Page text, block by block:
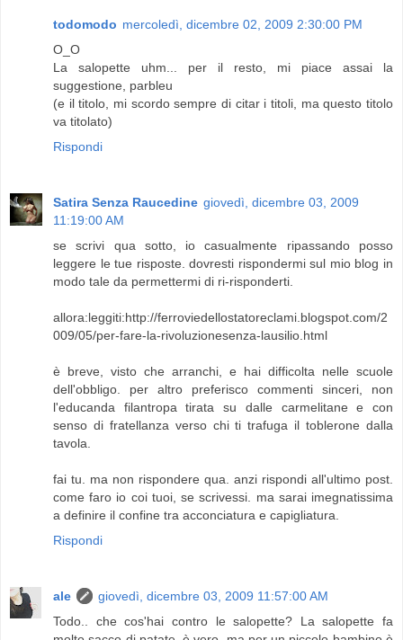
todomodo mercoledì, dicembre 02, 2009 2:30:00 PM
O_O
La salopette uhm... per il resto, mi piace assai la
suggestione, parbleu
(e il titolo, mi scordo sempre di citar i titoli, ma questo titolo
va titolato)
Rispondi
Satira Senza Raucedine giovedì, dicembre 03, 2009
11:19:00 AM
se scrivi qua sotto, io casualmente ripassando posso
leggere le tue risposte. dovresti rispondermi sul mio blog in
modo tale da permettermi di ri-risponderti.
allora:leggiti:http://ferroviedellostatoreclami.blogspot.com/2
009/05/per-fare-la-rivoluzionesenza-lausilio.html
è breve, visto che arranchi, e hai difficolta nelle scuole
dell'obbligo. per altro preferisco commenti sinceri, non
l'educanda filantropa tirata su dalle carmelitane e con
senso di fratellanza verso chi ti trafuga il toblerone dalla
tavola.
fai tu. ma non rispondere qua. anzi rispondi all'ultimo post.
come faro io coi tuoi, se scrivessi. ma sarai imegnatissima
a definire il confine tra acconciatura e capigliatura.
Rispondi
ale
giovedì, dicembre 03, 2009 11:57:00 AM
Todo.. che cos'hai contro le salopette? La salopette fa